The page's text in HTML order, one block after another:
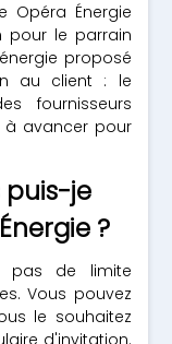
Opéra Énergie
pour le parrain
proposé
au client : le
fournisseurs
à avancer pour
puis-je
?
pas de limite
Vous pouvez
le souhaitez
d'invitation.